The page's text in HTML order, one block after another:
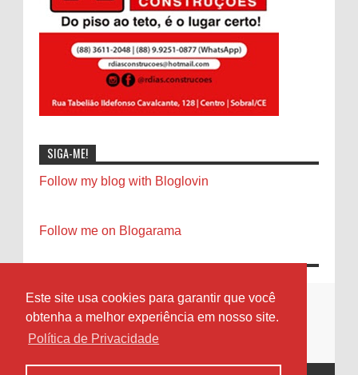
Este site usa cookies para garantir que você
obtenha a melhor experiência em nosso site.
Política de Privacidade
SIGA-ME!
Follow my blog with Bloglovin
Follow me on Blogarama